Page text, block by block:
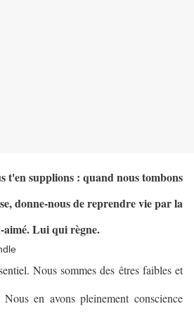
t'en supplions : quand nous tombons
donne-nous de reprendre vie par la
aimé. Lui qui règne.
Nous sommes des êtres faibles et
en avons pleinement conscience